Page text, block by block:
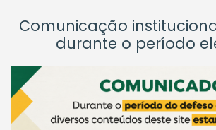
Comunicação
durante o período